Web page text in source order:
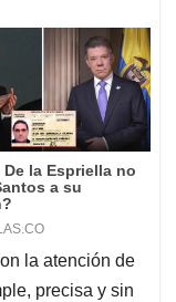
la atención de
precisa y sin